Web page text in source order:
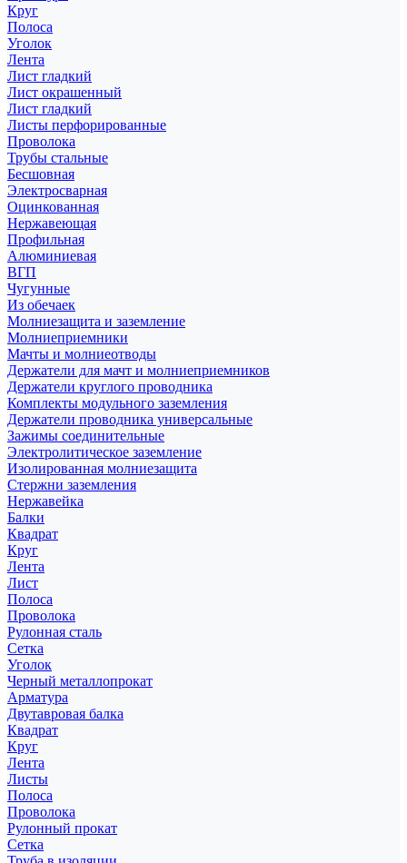
Круг
Полоса
Уголок
Лента
Лист гладкий
Лист окрашенный
Лист гладкий
Листы перфорированные
Проволока
Трубы стальные
Бесшовная
Электросварная
Оцинкованная
Нержавеющая
Профильная
Алюминиевая
ВГП
Чугунные
Из обечаек
Молниезащита и заземление
Молниеприемники
Мачты и молниеотводы
Держатели для мачт и молниеприемников
Держатели круглого проводника
Комплекты модульного заземления
Держатели проводника универсальные
Зажимы соединительные
Электролитическое заземление
Изолированная молниезащита
Стержни заземления
Нержавейка
Балки
Квадрат
Круг
Лента
Лист
Полоса
Проволока
Рулонная сталь
Сетка
Уголок
Черный металлопрокат
Арматура
Двутавровая балка
Квадрат
Круг
Лента
Листы
Полоса
Проволока
Рулонный прокат
Сетка